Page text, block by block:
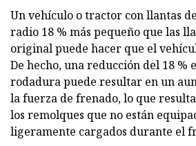
Un vehículo o tractor con llantas
radio 18 % más pequeño que las
original puede hacer que el
De hecho, una reducción del 18 %
rodadura puede resultar en un
la fuerza de frenado, lo que
los remolques que no están
ligeramente cargados durante el